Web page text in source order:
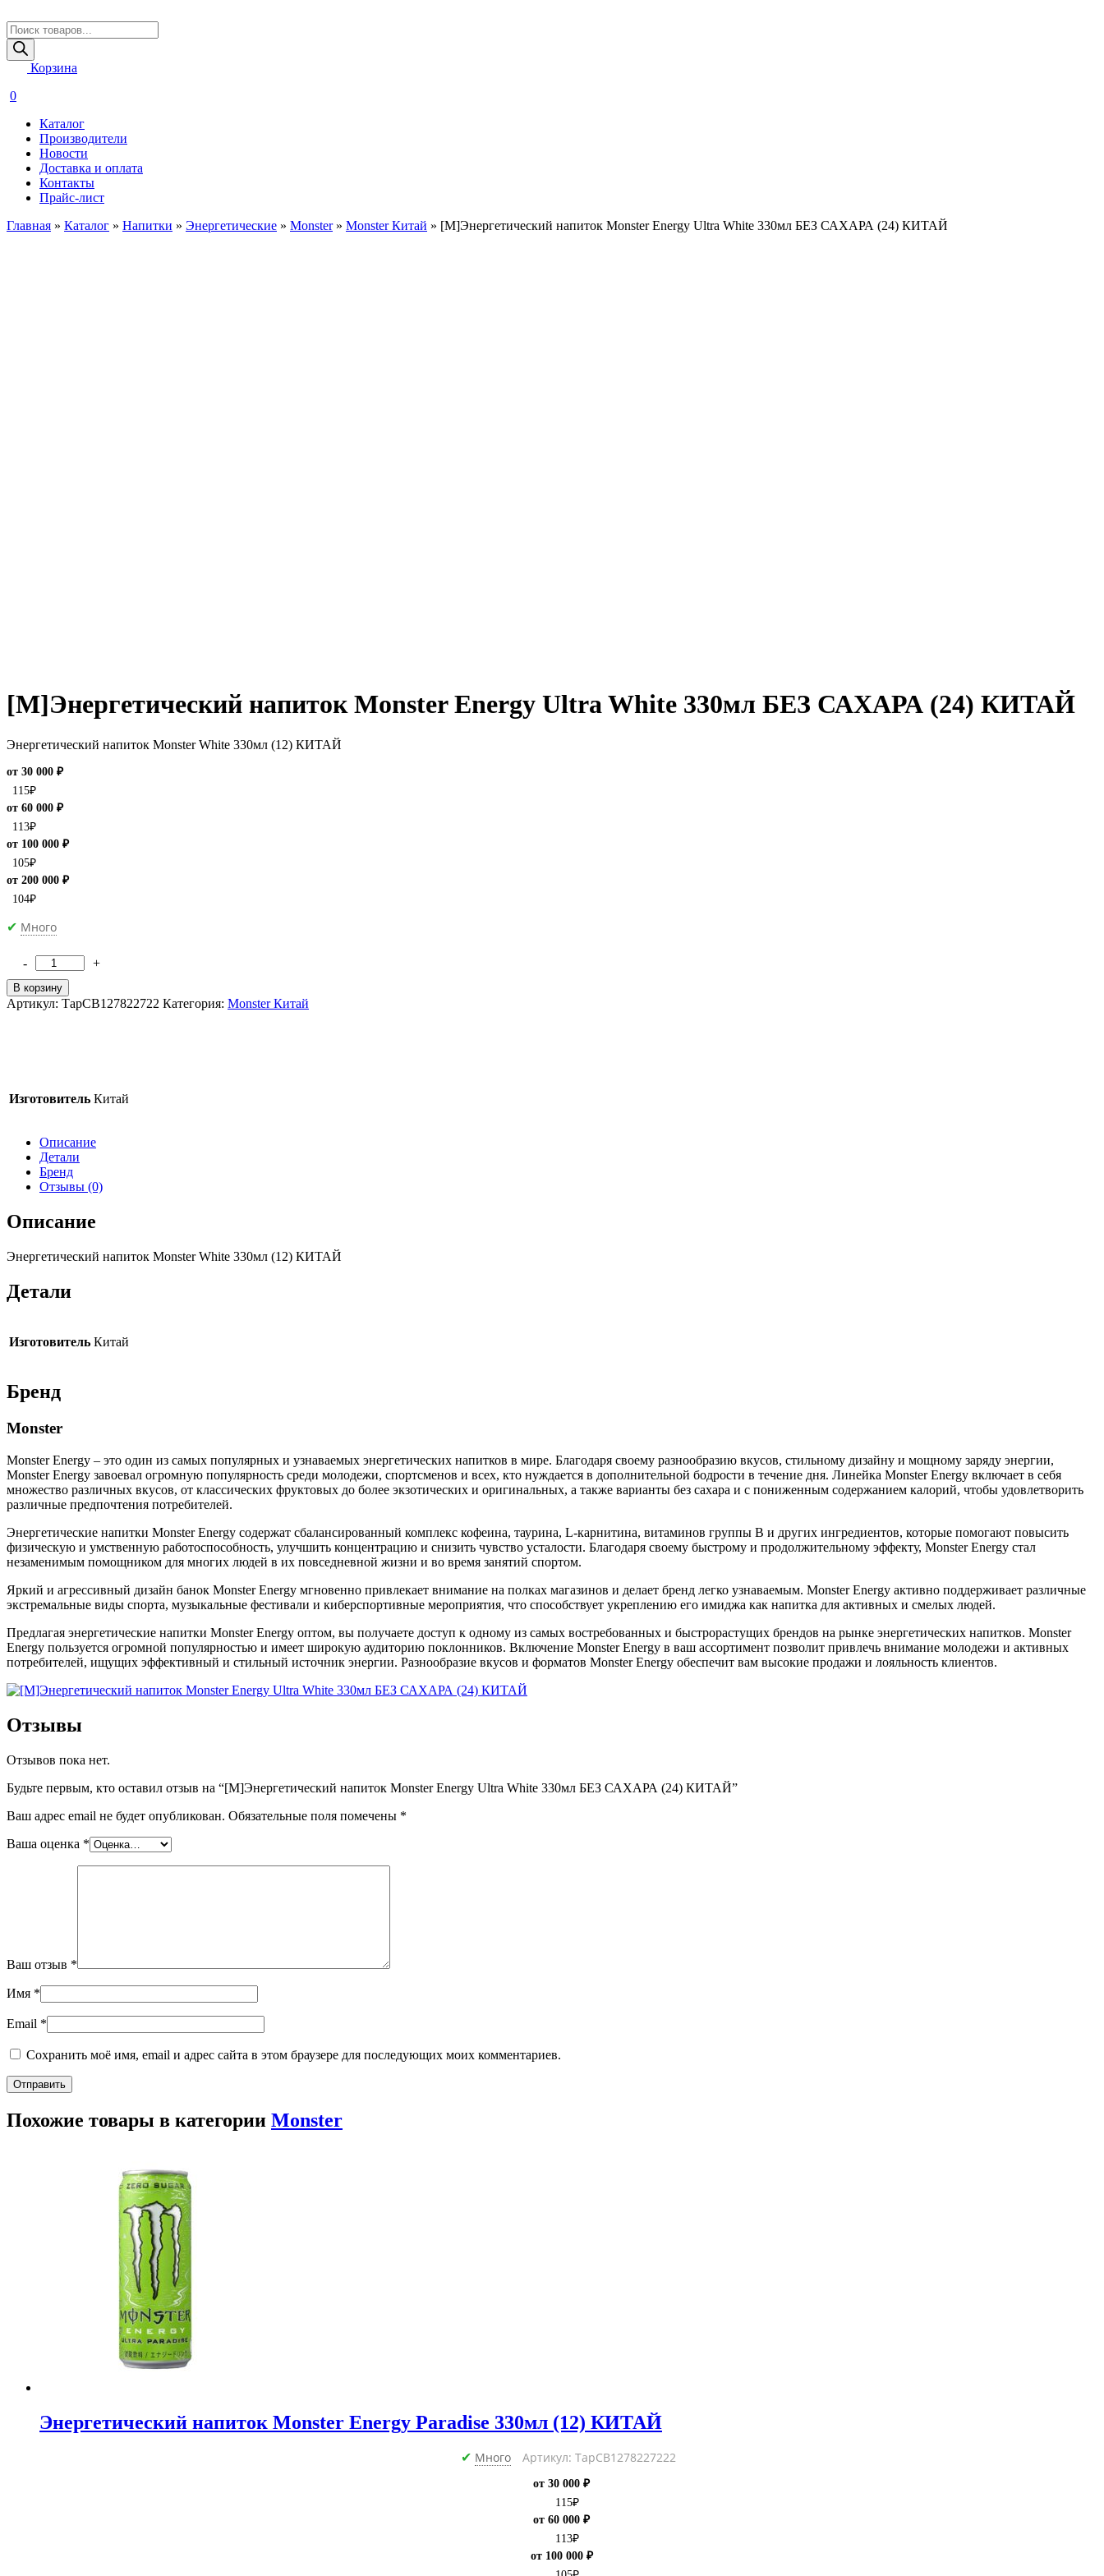
Поиск
товаров
Корзина
0
Каталог
Производители
Новости
Доставка и оплата
Контакты
Прайс-лист
Главная » Каталог » Напитки » Энергетические » Monster» Monster Китай » [M]Энергетический напиток Monster Energy Ultra White 330мл БЕЗ САХАРА (24) КИТАЙ
[M]Энергетический напиток Monster Energy Ultra White 330мл БЕЗ САХАРА (24) КИТАЙ
Энергетический напиток Monster White 330мл (12) КИТАЙ
от 30 000 ₽
115₽
от 60 000 ₽
113₽
от 100 000 ₽
105₽
от 200 000 ₽
104₽
✔ Много
Количество
товара
[M]Энергетический
напиток
БЕЗ
КИТАЙ
- +
В корзину
Артикул: ТарCB127822722 Категория: Monster Китай
Изготовитель Китай
Описание
Детали
Бренд
Отзывы (0)
Описание
Энергетический напиток Monster White 330мл (12) КИТАЙ
Детали
Изготовитель Китай
Бренд
Monster
Monster Energy – это один из самых популярных и узнаваемых энергетических напитков в мире. Благодаря своему разнообразию вкусов, стильному дизайну и мощному заряду энергии,
Monster Energy завоевал огромную популярность среди молодежи, спортсменов и всех, кто нуждается в дополнительной бодрости в течение дня. Линейка Monster Energy включает в себя
множество различных вкусов, от классических фруктовых до более экзотических и оригинальных, а также варианты без сахара и с пониженным содержанием калорий, чтобы удовлетворить
различные предпочтения потребителей.
Энергетические напитки Monster Energy содержат сбалансированный комплекс кофеина, таурина, L-карнитина, витаминов группы B и других ингредиентов, которые помогают повысить
физическую и умственную работоспособность, улучшить концентрацию и снизить чувство усталости. Благодаря своему быстрому и продолжительному эффекту, Monster Energy стал
незаменимым помощником для многих людей в их повседневной жизни и во время занятий спортом.
Яркий и агрессивный дизайн банок Monster Energy мгновенно привлекает внимание на полках магазинов и делает бренд легко узнаваемым. Monster Energy активно поддерживает различные
экстремальные виды спорта, музыкальные фестивали и киберспортивные мероприятия, что способствует укреплению его имиджа как напитка для активных и смелых людей.
Предлагая энергетические напитки Monster Energy оптом, вы получаете доступ к одному из самых востребованных и быстрорастущих брендов на рынке энергетических напитков. Monster
Energy пользуется огромной популярностью и имеет широкую аудиторию поклонников. Включение Monster Energy в ваш ассортимент позволит привлечь внимание молодежи и активных
потребителей, ищущих эффективный и стильный источник энергии. Разнообразие вкусов и форматов Monster Energy обеспечит вам высокие продажи и лояльность клиентов.
Отзывы
Отзывов пока нет.
Будьте первым, кто оставил отзыв на “[M]Энергетический напиток Monster Energy Ultra White 330мл БЕЗ САХАРА (24) КИТАЙ”
Ваш адрес email не будет опубликован. Обязательные поля помечены *
Ваша оценка *
Ваш отзыв *
Имя *
Email *
Сохранить моё имя, email и адрес сайта в этом браузере для последующих моих комментариев.
Похожие товары в категории Monster
Энергетический напиток Monster Energy Paradise 330мл (12) КИТАЙ
✔ Много Артикул: ТарCB1278227222
от 30 000 ₽
115₽
от 60 000 ₽
113₽
от 100 000 ₽